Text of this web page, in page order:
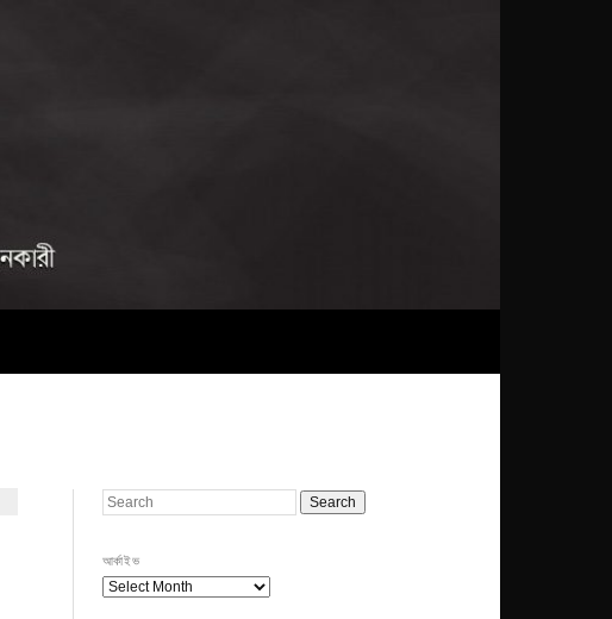
Search
আর্কাইভ
আর্কাইভ